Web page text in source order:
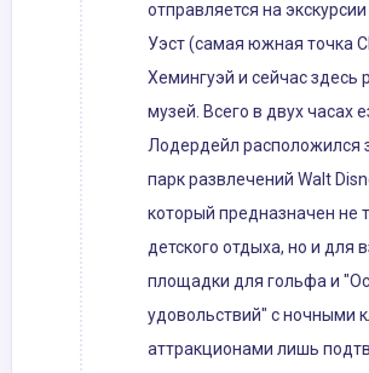
отправляется на
Уэст (самая южная точка
Хемингуэй и сейчас здесь
музей. Всего в двух часах
Лодердейл расположился
парк развлечений Walt
который предназначен не
детского отдыха, но и для
площадки для гольфа и
удовольствий" с ночными
аттракционами лишь